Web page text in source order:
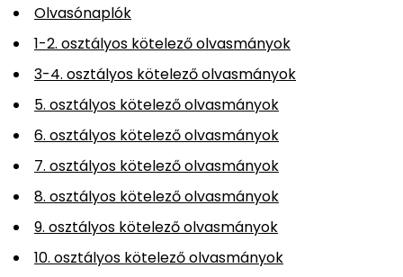
Olvasónaplók
1-2. osztályos kötelező olvasmányok
3-4. osztályos kötelező olvasmányok
5. osztályos kötelező olvasmányok
6. osztályos kötelező olvasmányok
7. osztályos kötelező olvasmányok
8. osztályos kötelező olvasmányok
9. osztályos kötelező olvasmányok
10. osztályos kötelező olvasmányok